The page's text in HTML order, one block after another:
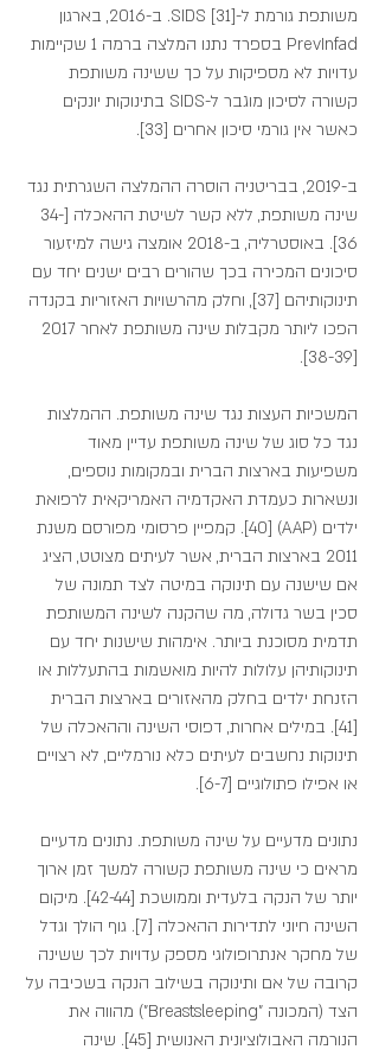
משותפת גורמת ל-SIDS [31]. ב-2016, בארגון
PrevInfad בספרד נתנו המלצה ברמה 1 שקיימות
עדויות לא מספיקות על כך ששינה משותפת
קשורה לסיכון מוגבר ל-SIDS בתינוקות יונקים
כאשר אין גורמי סיכון אחרים [33].
ב-2019, בבריטניה הוסרה ההמלצה השגרתית נגד
שינה משותפת, ללא קשר לשיטת ההאכלה [34-
36]. באוסטרליה, ב-2018 אומצה גישה למיזעור
סיכונים המכירה בכך שהורים רבים ישנים יחד עם
תינוקותיהם [37], וחלק מהרשויות האזוריות בקנדה
[38-39].
המשכיות העצות נגד שינה משותפת. ההמלצות
נגד כל סוג של שינה משותפת עדיין מאוד
משפיעות בארצות הברית ובמקומות נוספים,
ונשארות כעמדת האקדמיה האמריקאית לרפואת
ילדים (AAP) [40]. קמפיין פרסומי מפורסם משנת
2011 בארצות הברית, אשר לעיתים מצוטט, הציג
אם שישנה עם תינוקה במיטה לצד תמונה של
סכין בשר גדולה, מה שהקנה לשינה המשותפת
תדמית מסוכנת ביותר. אימהות שישנות יחד עם
תינוקותיהן עלולות להיות מואשמות בהתעללות או
הזנחת ילדים בחלק מהאזורים בארצות הברית
[41]. במילים אחרות, דפוסי השינה וההאכלה של
תינוקות נחשבים לעיתים כלא נורמליים, לא רצויים
או אפילו פתולוגיים [6-7].
נתונים מדעיים על שינה משותפת. נתונים מדעיים
מראים כי שינה משותפת קשורה למשך זמן ארוך
יותר של הנקה בלעדית וממושכת [42-44]. מיקום
השינה חיוני לתדירות ההאכלה [7]. גוף הולך וגדל
של מחקר אנתרופולוגי מספק עדויות לכך ששינה
קרובה של אם ותינוקה בשילוב הנקה בשכיבה על
הצד (המכונה "Breastsleeping") מהווה את
הנורמה האבולוציונית האנושית [45]. שינה